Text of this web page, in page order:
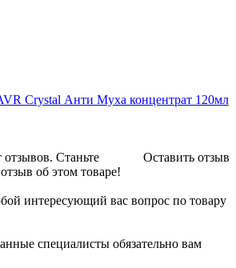
Crystal Анти Муха концентрат 120мл
Оставить отзыв
Станьте
об этом товаре!
интересующий вас вопрос по товару
специалисты обязательно вам